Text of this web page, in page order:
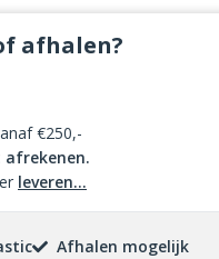
afhalen?
€250,-
afrekenen.
leveren...
Afhalen mogelijk